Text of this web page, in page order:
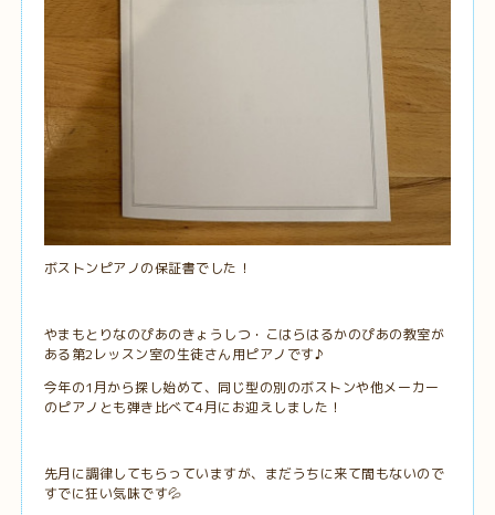
ボストンピアノの保証書でした！
やまもとりなのぴあのきょうしつ・こはらはるかのぴあの教室が
ある第2レッスン室の生徒さん用ピアノです♪
今年の1月から探し始めて、同じ型の別のボストンや他メーカー
のピアノとも弾き比べて4月にお迎えしました！
先月に調律してもらっていますが、まだうちに来て間もないので
すでに狂い気味です💦